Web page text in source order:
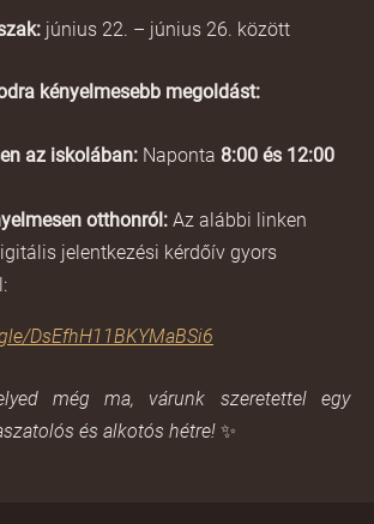
június 22. – június 26. között
kényelmesebb megoldást:
az iskolában: Naponta 8:00 és 12:00
otthonról: Az alábbi linken
jelentkezési kérdőív gyors
DsEfhH11BKYMaBSi6
még ma, várunk szeretettel egy
és alkotós hétre! ✨